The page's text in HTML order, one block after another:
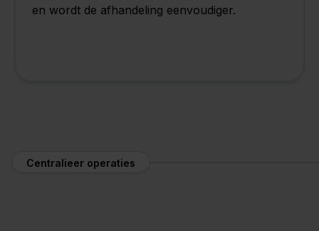
en wordt de afhandeling eenvoudiger.
Centralieer operaties